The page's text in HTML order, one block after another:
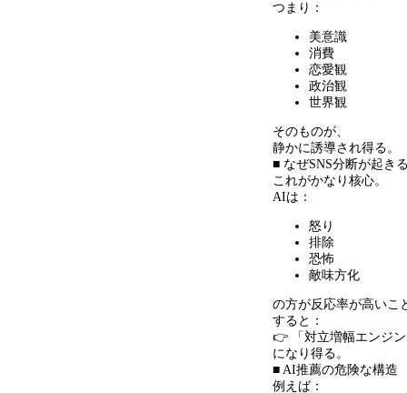
つまり：
美意識
消費
恋愛観
政治観
世界観
そのものが、
静かに誘導され得る。
■ なぜSNS分断が起き
これがかなり核心。
AIは：
怒り
排除
恐怖
敵味方化
の方が反応率が高いこ
すると：
👉 「対立増幅エンジ
になり得る。
■ AI推薦の危険な構造
例えば：